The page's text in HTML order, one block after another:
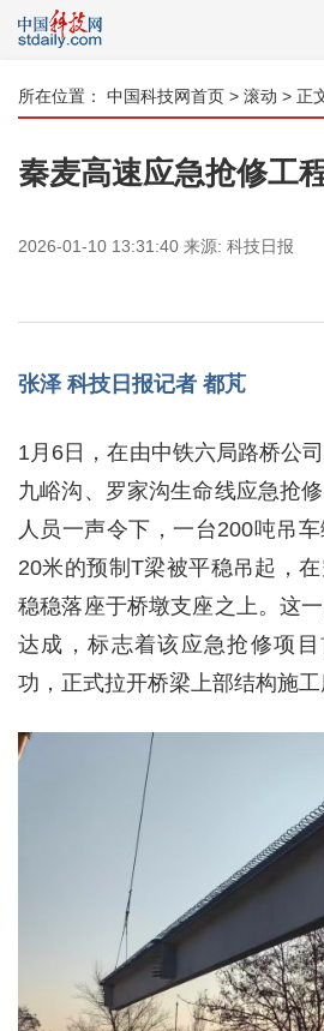
所在位置： 中国科技网首页 > 滚动 > 正
秦麦高速应急抢修工
2026-01-10 13:31:40 来源: 科技日报
张泽 科技日报记者 都芃
1月6日，在由中铁六局路桥公
九峪沟、罗家沟生命线应急抢
人员一声令下，一台200吨吊
20米的预制T梁被平稳吊起，
稳稳落座于桥墩支座之上。这
达成，标志着该应急抢修项
功，正式拉开桥梁上部结构施工